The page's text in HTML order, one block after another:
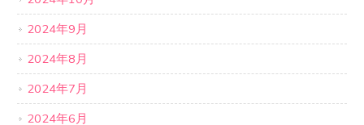
2024年9月
2024年8月
2024年7月
2024年6月